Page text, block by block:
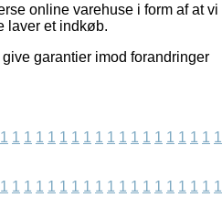
online varehuse i form af at vi
laver et indkøb.
garantier imod forandringer
1 1 1 1 1 1 1 1 1 1 1 1 1 1 1 1 1 1 1
1 1 1 1 1 1 1 1 1 1 1 1 1 1 1 1 1 1 1